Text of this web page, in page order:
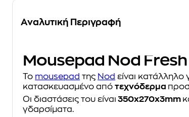
Αναλυτική Περιγραφή
Mousepad Nod
Το mousepad της Nod είναι κατάλληλο
κατασκευασμένο από τεχνόδερμα
Οι διαστάσεις του είναι 350x270x3mm
γδαρσίματα.